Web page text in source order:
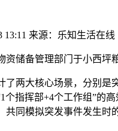
13:11 来源：乐知生活在线
资储备管理部门于小西坪
了两大核心场景，分别是
个指挥部+4个工作组”的
共同模拟突发事件发生时